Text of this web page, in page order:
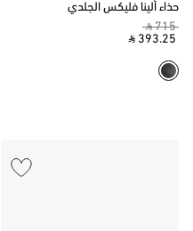
حذاء ألينا فليكس الجلدي
‎ ⃁ 715 ‎
‎ ⃁ 393.25 ‎